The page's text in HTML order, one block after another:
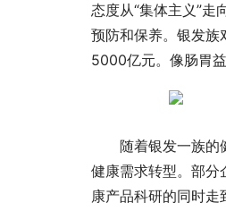
态度从“集体主义”走
预防和保养。银发族
5000亿元。像肠胃
随着银发一族的
健康需求转型。部分
康产品科研的同时